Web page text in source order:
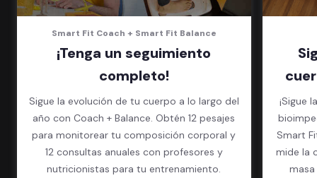
Smart Fit Coach + Smart Fit Balance
¡Tenga un seguimiento
completo!
Sigue la evolución de tu cuerpo a lo largo del
año con Coach + Balance. Obtén 12 pesajes
para monitorear tu composición corporal y
12 consultas anuales con profesores y
nutricionistas para tu entrenamiento.
¡Sigue
Smart Fit App. El
mide la